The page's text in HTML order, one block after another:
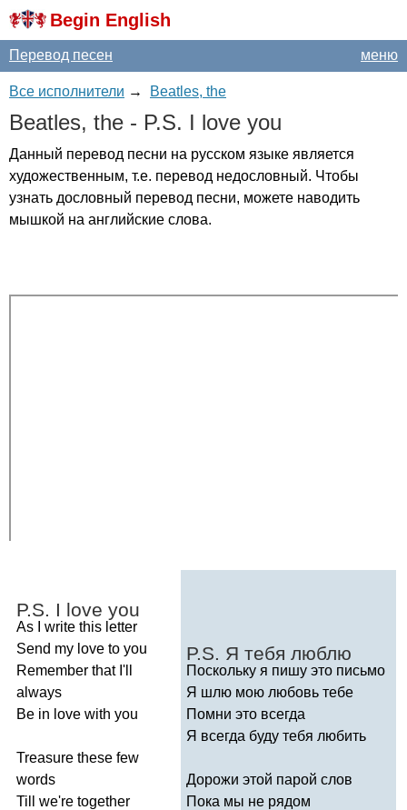
Begin English
меню
Перевод песен
Все исполнители → Beatles, the
Beatles, the - P.S. I love you
Данный перевод песни на русском языке является
художественным, т.е. перевод недословный. Чтобы
узнать дословный перевод песни, можете наводить
мышкой на английские слова.
P.S. I love you
As write this letter
Send my love to you
Remember that I'll
always
Be in love with you
Treasure these few
words
Till
we're together
P.S. Я тебя люблю
Поскольку я пишу это письмо
Я шлю мою любовь тебе
Помни это всегда
Я всегда буду тебя любить
Дорожи этой парой слов
Пока мы не рядом